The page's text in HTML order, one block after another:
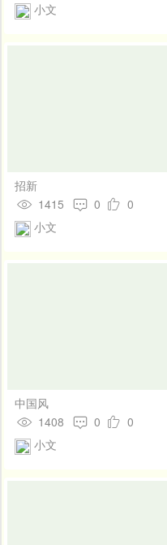
小文
招新
1415
0
0
小文
中国风
1408
0
0
小文